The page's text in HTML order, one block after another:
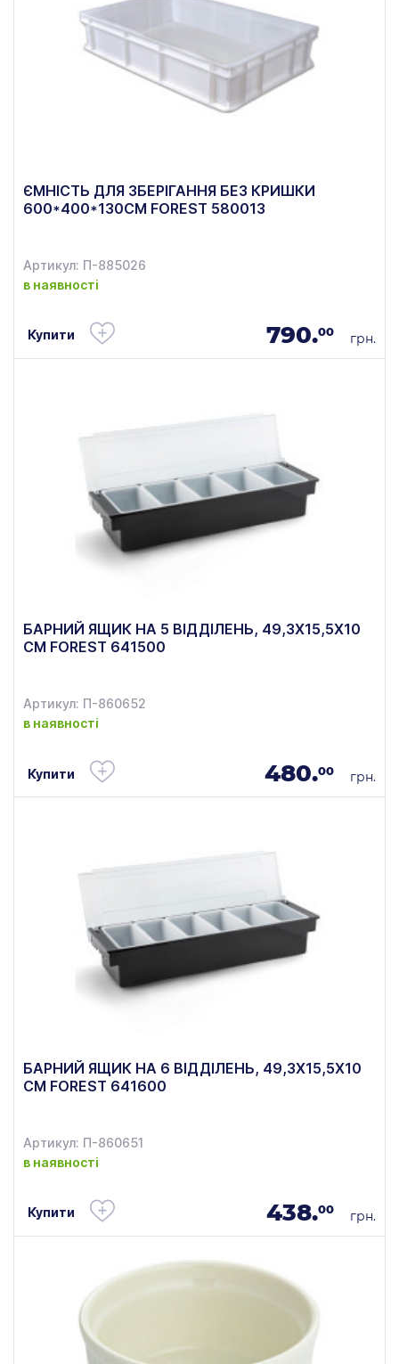
ЄМНІСТЬ ДЛЯ ЗБЕРІГАННЯ БЕЗ КРИШКИ
600*400*130СМ FOREST 580013
Артикул: П-885026
в наявності
Купити 790.00 грн.
БАРНИЙ ЯЩИК НА 5 ВІДДІЛЕНЬ, 49,3Х15,5Х10
СМ FOREST 641500
Артикул: П-860652
в наявності
Купити 480.00 грн.
БАРНИЙ ЯЩИК НА 6 ВІДДІЛЕНЬ, 49,3Х15,5Х10
СМ FOREST 641600
Артикул: П-860651
в наявності
Купити 438.00 грн.